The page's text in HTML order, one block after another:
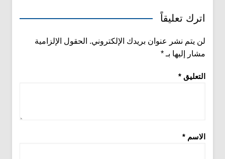
اترك تعليقاً
لن يتم نشر عنوان بريدك الإلكتروني. الحقول الإلزامية
مشار إليها بـ *
التعليق *
الاسم *